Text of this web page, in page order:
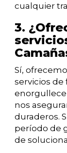
cualquier
3.
Sí,
servicios de
enorgullece
nos
duraderos.
período de
de